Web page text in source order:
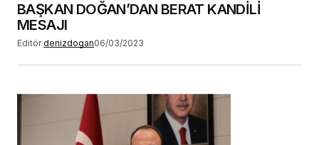
BAŞKAN DOĞAN’DAN BERAT KANDİLİ
MESAJI
Editör denizdogan06/03/2023